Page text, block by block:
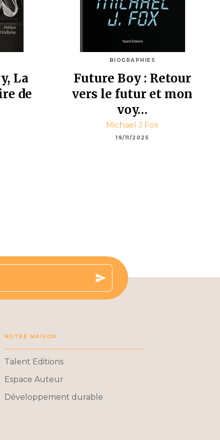
La
de
BIOGRAPHIES
Future Boy : Retour
vers le futur et mon
voy…
Michael J Fox
19/11/2025
send
NOTRE MAISON
Talent Editions
Espace Auteur
Développement durable